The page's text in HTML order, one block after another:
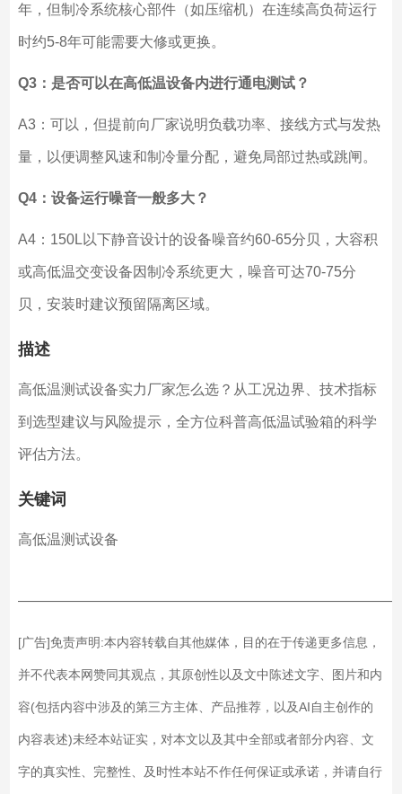
年，但制冷系统核心部件（如压缩机）在连续高负荷运行
时约5-8年可能需要大修或更换。
Q3：是否可以在高低温设备内进行通电测试？
A3：可以，但提前向厂家说明负载功率、接线方式与发热
量，以便调整风速和制冷量分配，避免局部过热或跳闸。
Q4：设备运行噪音一般多大？
A4：150L以下静音设计的设备噪音约60-65分贝，大容积
或高低温交变设备因制冷系统更大，噪音可达70-75分
贝，安装时建议预留隔离区域。
描述
高低温测试设备实力厂家怎么选？从工况边界、技术指标
到选型建议与风险提示，全方位科普高低温试验箱的科学
评估方法。
关键词
高低温测试设备
[广告]免责声明:本内容转载自其他媒体，目的在于传递更多信息，
并不代表本网赞同其观点，其原创性以及文中陈述文字、图片和内
容(包括内容中涉及的第三方主体、产品推荐，以及AI自主创作的
内容表述)未经本站证实，对本文以及其中全部或者部分内容、文
字的真实性、完整性、及时性本站不作任何保证或承诺，并请自行